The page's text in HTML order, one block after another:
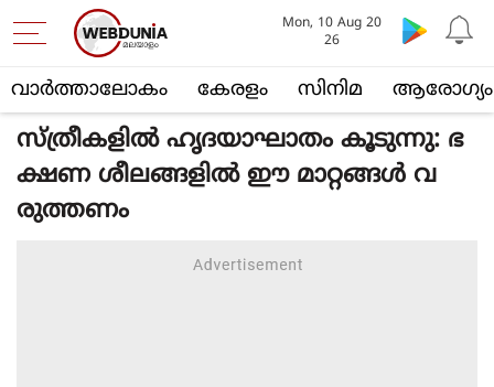
വാര്‍ത്താലോകം കേരളം സിനിമ ആരോഗ്യം
Mon, 10 Aug 20
26
സ്ത്രീകളില്‍ ഹൃദയാഘാതം കൂടുന്നു: ഭ
ക്ഷണ ശീലങ്ങളില്‍ ഈ മാറ്റങ്ങള്‍ വ
രുത്തണം